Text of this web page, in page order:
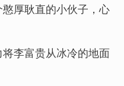
厚耿直的小伙子，心
李富贵从冰冷的地面